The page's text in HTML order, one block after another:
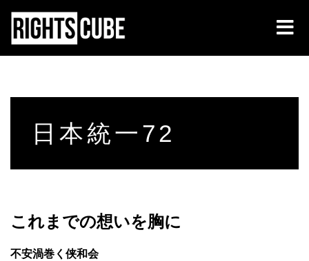
日本統一72
これまでの想いを胸に
不安渦巻く侠和会